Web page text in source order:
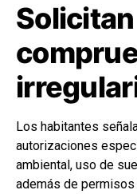
Los habitantes
autorizaciones
ambiental, uso de
además de